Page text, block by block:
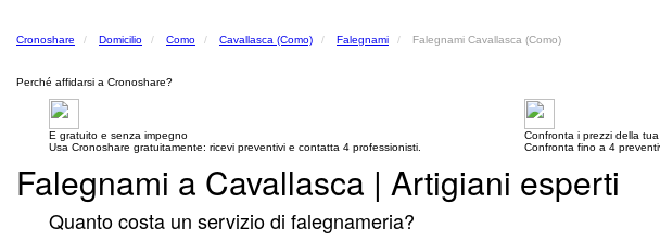
Cronoshare Domicilio Como Cavallasca (Como) Falegnami Falegnami Cavallasca (Como)
Perché affidarsi a Cronoshare?
E gratuito e senza impegno
Usa Cronoshare gratuitamente: ricevi preventivi e contatta 4 professionisti.
Confronta i prezzi della
Confronta fino a 4
Falegnami a Cavallasca | Artigiani esperti
Quanto costa un servizio di falegnameria?